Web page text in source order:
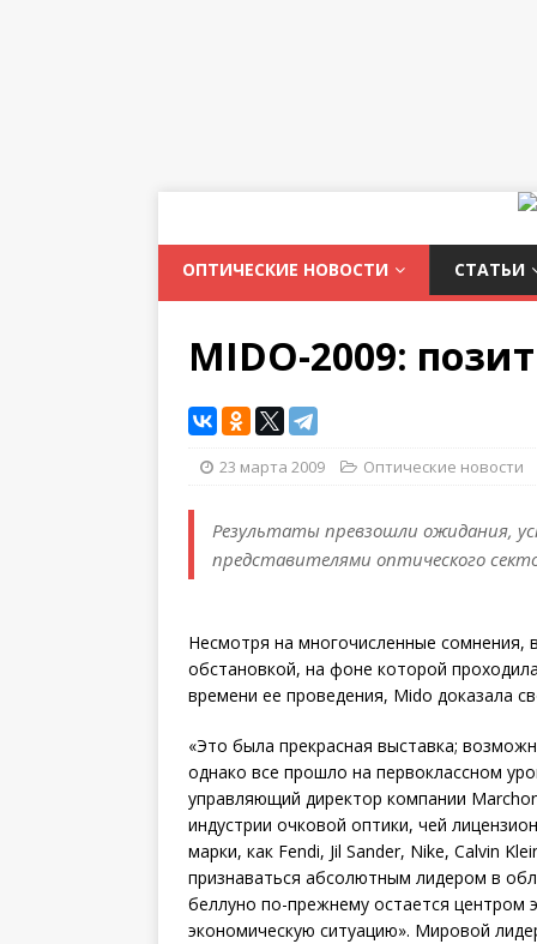
ОПТИЧЕСКИЕ НОВОСТИ СТАТЬИ
MIDO-2009:
23 марта 2009 Оптические новости
Результаты превзошли ожидания,
представителями оптического
Несмотря на многочисленные сомнения,
обстановкой, на фоне которой
времени ее проведения, Mido доказала
«Это была прекрасная выставка;
однако все прошло на первоклассном
управляющий директор компании
индустрии очковой оптики, чей
марки, как Fendi, Jil Sander, Nike, Calvin
признаваться абсолютным лидером в
беллуно по-прежнему остается центром
экономическую ситуацию». Мировой